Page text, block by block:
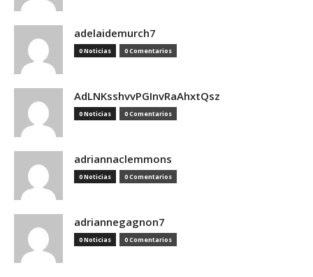
adelaidemurch7
0 Noticias 0 Comentarios
AdLNKsshvvPGInvRaAhxtQsz
0 Noticias 0 Comentarios
adriannaclemmons
0 Noticias 0 Comentarios
adriannegagnon7
0 Noticias 0 Comentarios